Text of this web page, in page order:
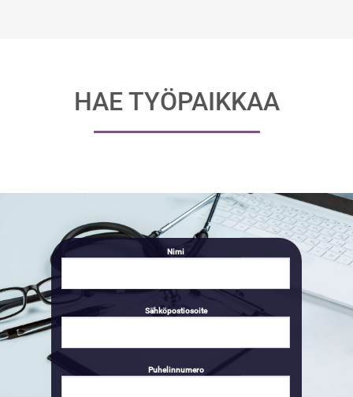
HAE TYÖPAIKKAA
Nimi
Sähköpostiosoite
Puhelinnumero